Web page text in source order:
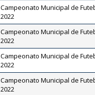
Campeonato Municipal de
2022
Campeonato Municipal de
2022
Campeonato Municipal de
2022
Campeonato Municipal de
2022